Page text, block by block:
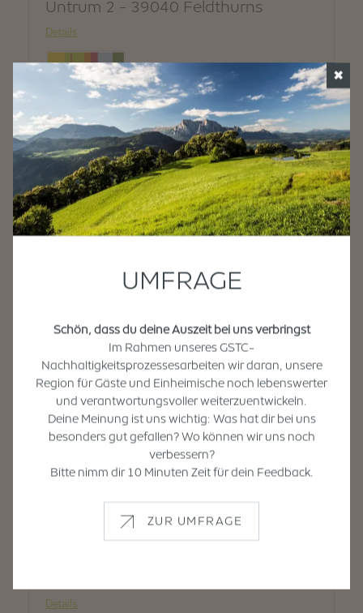
✖
UMFRAGE
Schön, dass du deine Auszeit bei uns verbringst
Im Rahmen unseres GSTC-
Nachhaltigkeitsprozessesarbeiten wir daran, unsere
Region für Gäste und Einheimische noch lebenswerter
und verantwortungsvoller weiterzuentwickeln.
Deine Meinung ist uns wichtig: Was hat dir bei uns
besonders gut gefallen? Wo können wir uns noch
verbessern?
Bitte nimm dir 10 Minuten Zeit für dein Feedback.
ZUR UMFRAGE